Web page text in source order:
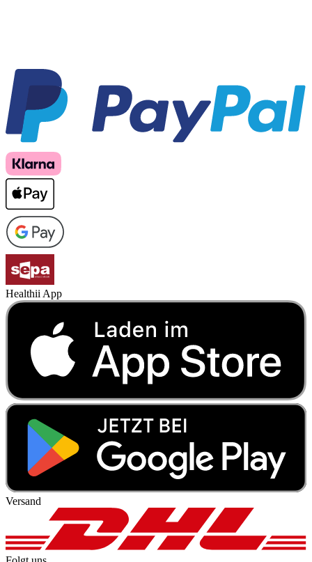
Healthii App
Versand